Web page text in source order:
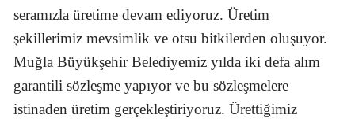
seramızla üretime devam ediyoruz. Üretim
şekillerimiz mevsimlik ve otsu bitkilerden oluşuyor.
Muğla Büyükşehir Belediyemiz yılda iki defa alım
garantili sözleşme yapıyor ve bu sözleşmelere
istinaden üretim gerçekleştiriyoruz. Ürettiğimiz